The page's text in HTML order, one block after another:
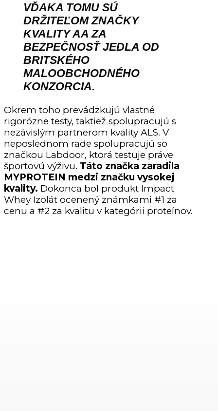
VĎAKA TOMU SÚ
DRŽITEĽOM ZNAČKY
KVALITY AA ZA
BEZPEČNOSŤ JEDLA OD
BRITSKÉHO
MALOOBCHODNÉHO
KONZORCIA.
Okrem toho prevádzkujú vlastné
rigorózne testy, taktiež spolupracujú s
nezávislým partnerom kvality ALS. V
neposlednom rade spolupracujú so
značkou Labdoor, ktorá testuje práve
športovú výživu. Táto značka zaradila
MYPROTEIN medzi značku vysokej
kvality. Dokonca bol produkt Impact
Whey Izolát ocenený známkami #1 za
cenu a #2 za kvalitu v kategórii proteínov.